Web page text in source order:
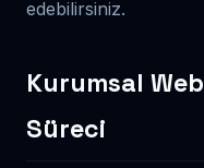
edebilirsiniz.
Kurumsal
Süreci